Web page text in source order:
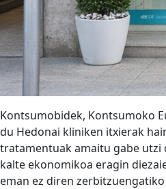
Kontsumobidek, Kontsumoko
du Hedonai kliniken itxierak
tratamentuak amaitu gabe utzi
kalte ekonomikoa eragin
eman ez diren